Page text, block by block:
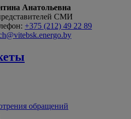
Анатольевна
СМИ
+375 (212) 49 22 89
обращений